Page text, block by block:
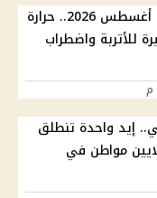
حالة الطقس غدا الأحد 9 أغسطس 2026.. حرارة
للأتربة واضطراب
إيد واحدة تنطلق
جديدة لدعم 3 ملايين مواطن في